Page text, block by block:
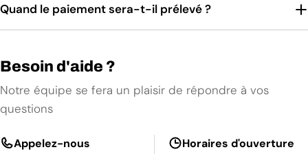
Quand le paiement sera-t-il prélevé ?
Besoin d'aide ?
Notre équipe se fera un plaisir de répondre à vos
questions
Appelez-nous Horaires d'ouverture